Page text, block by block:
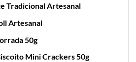
Tradicional Artesanal
Artesanal
50g
Mini Crackers 50g